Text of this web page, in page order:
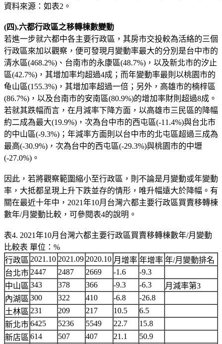
資料來源：如表2。
(四).六都行政區之移轉棟數變動
若進一步就六都中各主要行政區，其房市交投較為活絡的三個
行政區來加以觀察，便可發現月變動率最大的分別是台中市的
清水區(468.2%)、台南市的永康區(48.7%)，以及新北市的汐止
區(42.7%)，其增加率均超過4成；而年變動率最則以桃園市的
龟山區(155.3%)，其增加率超過一倍；另外，高雄市的楠梓區
(86.7%)，以及台南市的安南區(80.9%)的增加率財則超過8成。
若就其跌幅而言，在月減率下降方面，以高雄市三民區的降幅
約二成為最大(19.9%)，次為台中市的西屯區(-11.4%)與台北市
的中山區(-9.3%)；年減率方面則以台中市的北屯區超過三成為
最高(-30.9%)，次為台中的西屯區(-29.3%)與桃園市的中壢
(-27.0%)。
因此，若將觀察範圍縮小至行政區，則不論是月變動或年變動
率，大抵都呈現上升下跌並存的情形，唯升幅遠大於降幅。有
關在最近十年中，2021年10月台灣六都主要行政區買賣移轉棟
數年/月變動比較，可參閱表4的說明。
表4. 2021年10月台灣六都主要行政區買賣移轉棟數年/月變動
比較表 單位：%
行政區 2021.10 2021.09 2020.10 月增率 年增率 年/月變動排名
台北市 2447 2487 2669 -1.6
-9.3
中山區 343 378 366 -9.3 -6.3
月減率第3
內湖區 300 322 410 -6.8
-26.8
土林區 231 209 217 10.5
6.5
新北市6425 5236 5549 22.7
15.8
新店區 614 507 407 21.1
50.9